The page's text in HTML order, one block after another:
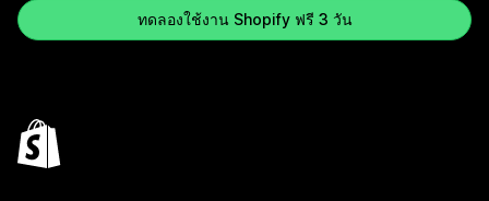
ทดลองใช้งาน Shopify ฟรี 3 วัน